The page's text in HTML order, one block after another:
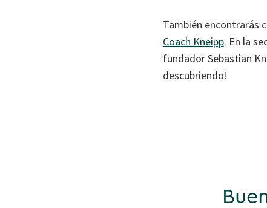
También encontrarás
Coach Kneipp. En la
fundador Sebastian
descubriendo!